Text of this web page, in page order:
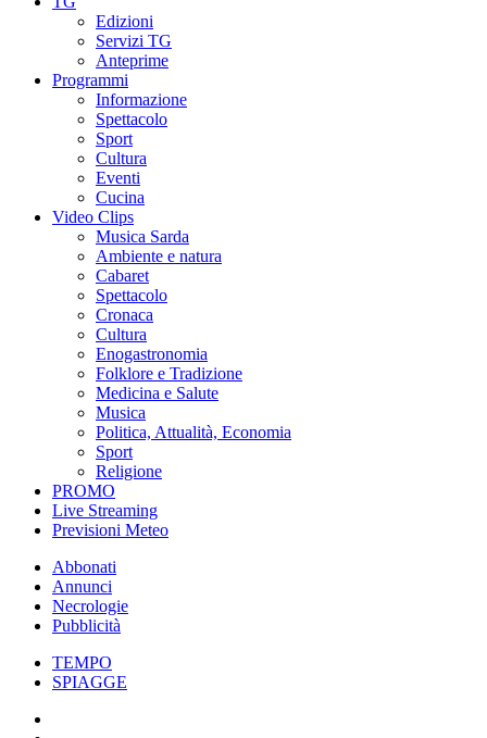
Edizioni
Servizi TG
Anteprime
Programmi
Informazione
Spettacolo
Sport
Cultura
Eventi
Cucina
Video Clips
Musica Sarda
Ambiente e natura
Cabaret
Spettacolo
Cronaca
Cultura
Enogastronomia
Folklore e Tradizione
Medicina e Salute
Musica
Politica, Attualità, Economia
Sport
Religione
PROMO
Live Streaming
Previsioni Meteo
Abbonati
Annunci
Necrologie
Pubblicità
TEMPO
SPIAGGE